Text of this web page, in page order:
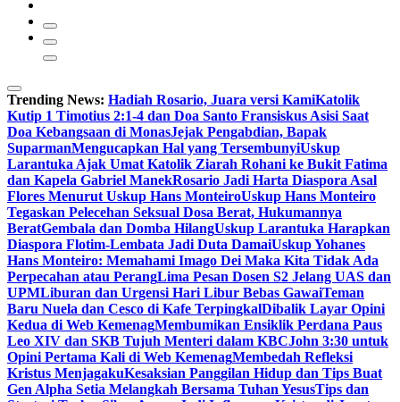
Trending News: Hadiah Rosario, Juara versi KamiKatolik
Kutip 1 Timotius 2:1-4 dan Doa Santo Fransiskus Asisi Saat
Doa Kebangsaan di MonasJejak Pengabdian, Bapak
SuparmanMengucapkan Hal yang TersembunyiUskup
Larantuka Ajak Umat Katolik Ziarah Rohani ke Bukit Fatima
dan Kapela Gabriel ManekRosario Jadi Harta Diaspora Asal
Flores Menurut Uskup Hans MonteiroUskup Hans Monteiro
Tegaskan Pelecehan Seksual Dosa Berat, Hukumannya
BeratGembala dan Domba HilangUskup Larantuka Harapkan
Diaspora Flotim-Lembata Jadi Duta DamaiUskup Yohanes
Hans Monteiro: Memahami Imago Dei Maka Kita Tidak Ada
Perpecahan atau PerangLima Pesan Dosen S2 Jelang UAS dan
UPMLiburan dan Urgensi Hari Libur Bebas GawaiTeman
Baru Nuela dan Cesco di Kafe TerpingkalDibalik Layar Opini
Kedua di Web KemenagMembumikan Ensiklik Perdana Paus
Leo XIV dan SKB Tujuh Menteri dalam KBCJohn 3:30 untuk
Opini Pertama Kali di Web KemenagMembedah Refleksi
Kristus MenjagakuKesaksian Panggilan Hidup dan Tips Buat
Gen Alpha Setia Melangkah Bersama Tuhan YesusTips dan